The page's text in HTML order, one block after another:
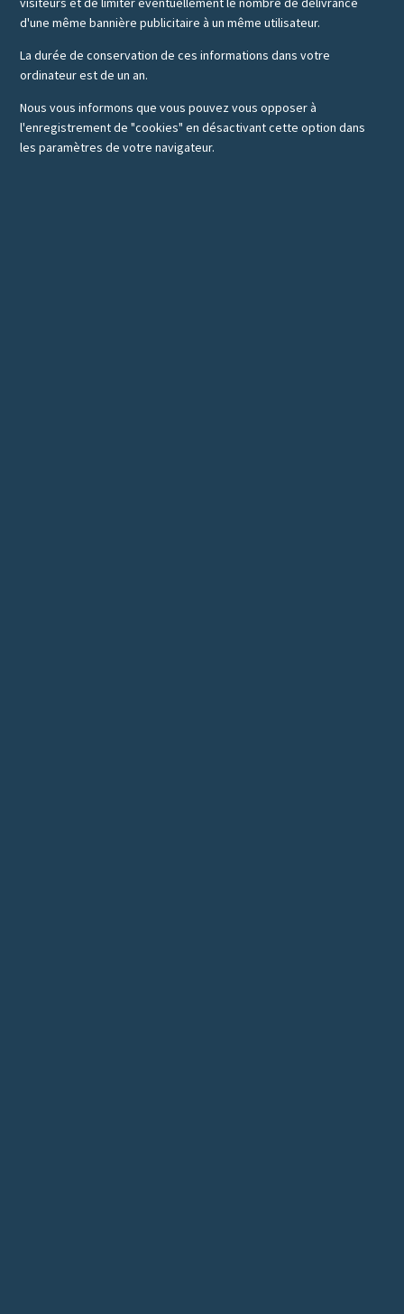
d'une même bannière publicitaire à un même utilisateur.
La durée de conservation de ces informations dans votre
ordinateur est de un an.
Nous vous informons que vous pouvez vous opposer à
l'enregistrement de "cookies" en désactivant cette option dans
les paramètres de votre navigateur.